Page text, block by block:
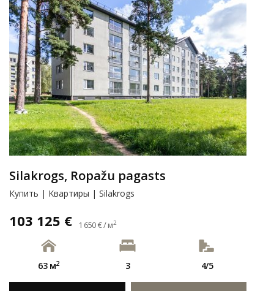
Silakrogs, Ropažu pagasts
Купить | Kвартиры | Silakrogs
103 125 € 1 650 € / м2
63 м2 3 4/5